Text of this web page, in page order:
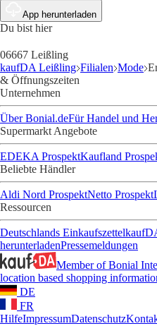
App herunterladen
Du bist hier
06667 Leißling
kaufDA Leißling Filialen Mode
& Öffnungszeiten
Unternehmen
Über Bonial.deFür Handel und
Supermarkt Angebote
EDEKA ProspektKaufland
Beliebte Händler
Aldi Nord ProspektNetto Prospekt
Ressourcen
Deutschlands Einkaufszettel
herunterladenPressemeldungen
Member of Bonial
location based shopping
DE
FR
HilfeImpressumDatenschutz